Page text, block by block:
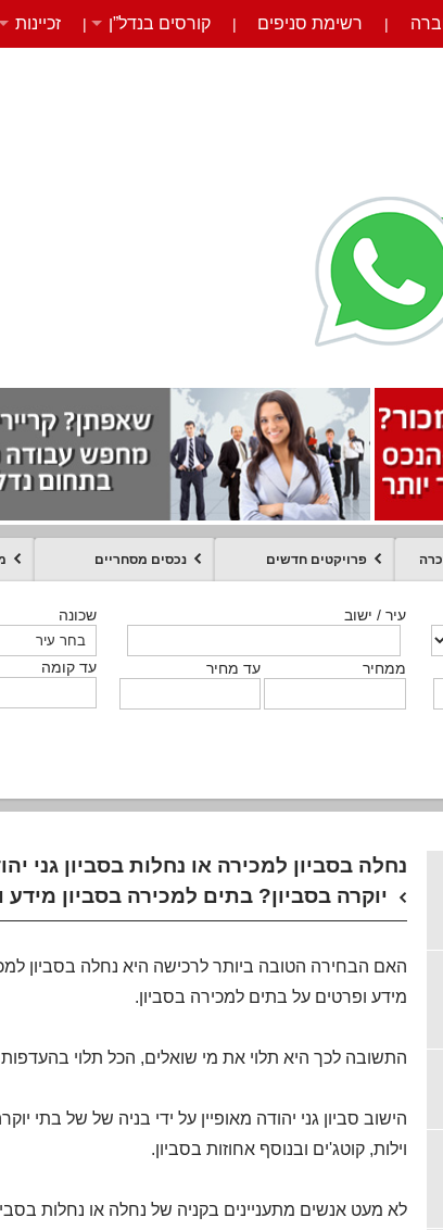
| רשימת סניפים | קורסים בנדל”ן | זכיינות
פרויקטים חדשים נכסים מסחריים
עיר / ישוב
ממחיר עד מחיר
שכונה
עד קומה
עיר / ישוב
ממחיר עד מחיר
שכונה
עד קומה
עיר / ישוב
ממחיר עד מחיר
שכונה
עד קומה
עיר / ישוב
ממחיר עד מחיר
שכונה
עד קומה
ממחיר מקומה עיר / ישוב
מקומה עד קומה
שכונה
טקסט חופשי
עיר / ישוב
ממחיר עד מחיר
שכונה
מקומה
נחלה בסביון למכירה או נחלות בסביון
יוקרה בסביון? בתים למכירה בסביון מידע
האם הבחירה הטובה ביותר לרכישה היא נחלה בסביון
מידע ופרטים על בתים למכירה בסביון.
התשובה לכך היא תלוי את מי שואלים, הכל תלוי בהעדפות
הישוב סביון גני יהודה מאופיין על ידי בניה של של בתי
וילות, קוטג'ים ובנוסף אחוזות בסביון.
לא מעט אנשים מתעניינים בקניה של נחלה או נחלות